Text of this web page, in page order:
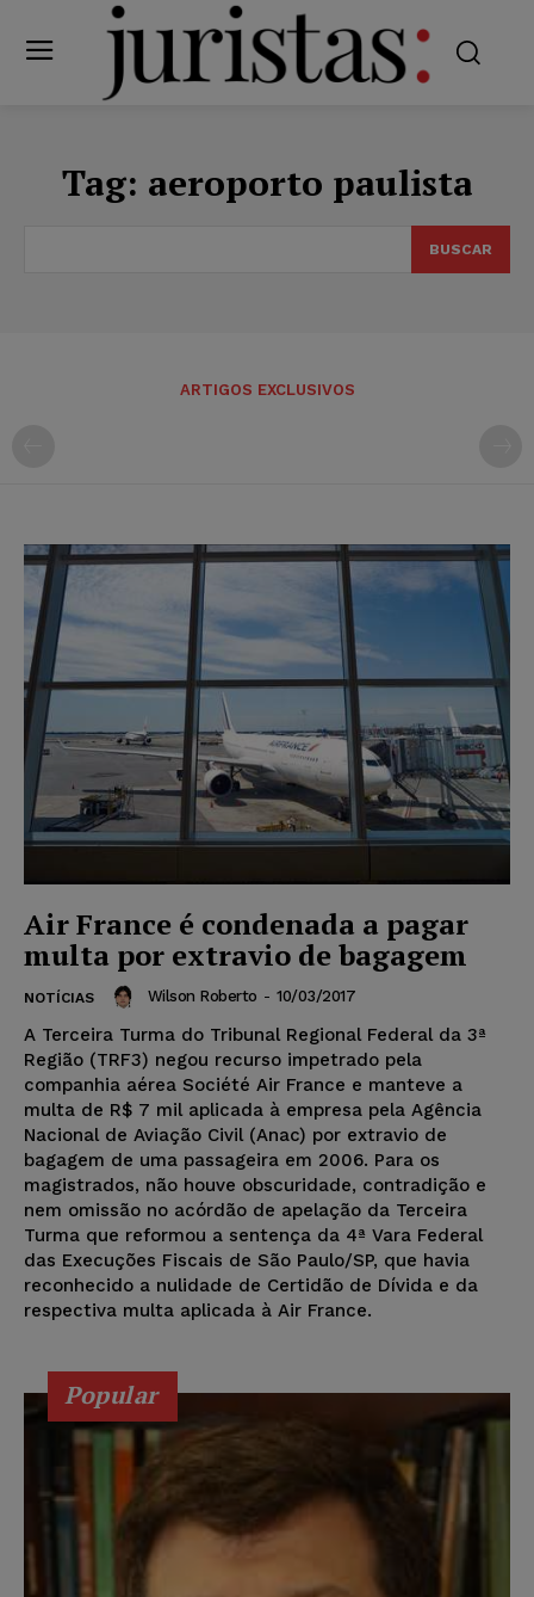
Tag: aeroporto paulista
BUSCAR
ARTIGOS EXCLUSIVOS
Air France é condenada a pagar
multa por extravio de bagagem
NOTÍCIAS Wilson Roberto - 10/03/2017
A Terceira Turma do Tribunal Regional Federal da 3ª
Região (TRF3) negou recurso impetrado pela
companhia aérea Société Air France e manteve a
multa de R$ 7 mil aplicada à empresa pela Agência
Nacional de Aviação Civil (Anac) por extravio de
bagagem de uma passageira em 2006. Para os
magistrados, não houve obscuridade, contradição e
nem omissão no acórdão de apelação da Terceira
Turma que reformou a sentença da 4ª Vara Federal
das Execuções Fiscais de São Paulo/SP, que havia
reconhecido a nulidade de Certidão de Dívida e da
respectiva multa aplicada à Air France.
Popular